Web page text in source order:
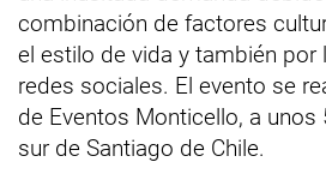
combinación de factores
el estilo de vida y también por
redes sociales. El evento se
de Eventos Monticello, a
sur de Santiago de Chile.